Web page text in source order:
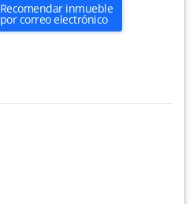
Recomendar inmueble
por correo electrónico